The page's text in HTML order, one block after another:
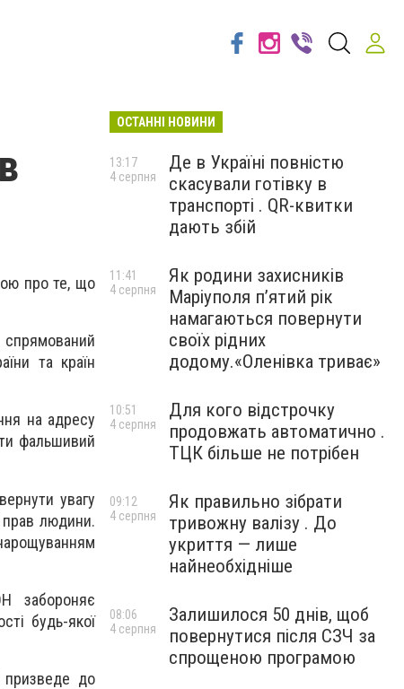
про те, що
спрямований
та країн
на адресу
фальшивий
увагу
прав людини.
забороняє
будь-якої
призведе до
ОСТАННІ НОВИНИ
Де в Україні повністю
скасували готівку в
транспорті . QR-квитки
дають збій
13:17
4 серпня
Як родини захисників
Маріуполя пʼятий рік
намагаються повернути
своїх рідних
додому.«Оленівка триває»
11:41
4 серпня
Для кого відстрочку
продовжать автоматично .
ТЦК більше не потрібен
10:51
4 серпня
Як правильно зібрати
тривожну валізу . До
укриття — лише
найнеобхідніше
09:12
4 серпня
Залишилося 50 днів, щоб
повернутися після СЗЧ за
спрощеною програмою
08:06
4 серпня